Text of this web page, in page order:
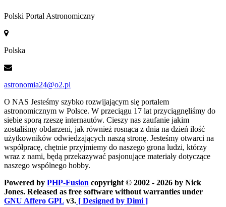
Polski Portal Astronomiczny
Polska
astronomia24@o2.pl
O NAS Jesteśmy szybko rozwijającym się portalem
astronomicznym w Polsce. W przeciągu 17 lat przyciągnęliśmy do
siebie sporą rzeszę internautów. Cieszy nas zaufanie jakim
zostaliśmy obdarzeni, jak również rosnąca z dnia na dzień ilość
użytkowników odwiedzających naszą stronę. Jesteśmy otwarci na
współpracę, chętnie przyjmiemy do naszego grona ludzi, którzy
wraz z nami, będą przekazywać pasjonujące materiały dotyczące
naszego wspólnego hobby.
Powered by PHP-Fusion copyright © 2002 - 2026 by Nick
Jones. Released as free software without warranties under
GNU Affero GPL v3. [ Designed by Dimi ]